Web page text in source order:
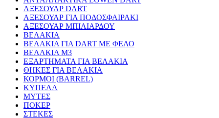
ΑΞΕΣΟΥΑΡ DART
ΑΞΕΣΟΥΑΡ ΓΙΑ ΠΟΔΟΣΦΑΙΡΑΚΙ
ΑΞΕΣΟΥΑΡ ΜΠΙΛΙΑΡΔΟΥ
ΒΕΛΑΚΙΑ
ΒΕΛΑΚΙΑ ΓΙΑ DART ΜΕ ΦΕΛΟ
ΒΕΛΑΚΙΑ Μ3
ΕΞΑΡΤΗΜΑΤΑ ΓΙΑ ΒΕΛΑΚΙΑ
ΘΗΚΕΣ ΓΙΑ ΒΕΛΑΚΙΑ
ΚΟΡΜΟΙ (BARREL)
ΚΥΠΕΛΑ
ΜΥΤΕΣ
ΠΟΚΕΡ
ΣΤΕΚΕΣ